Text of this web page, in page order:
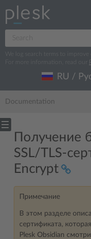
We log search terms to
For more information, read our
RU /
Documentation
Получение
SSL/TLS-
Encrypt
Примечание
В этом разделе
сертификата,
Plesk Obsidian